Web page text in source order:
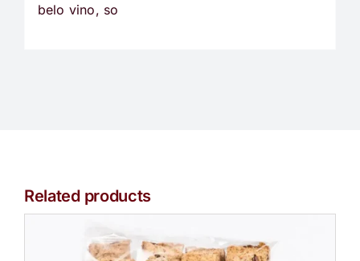
belo vino, so
Related products